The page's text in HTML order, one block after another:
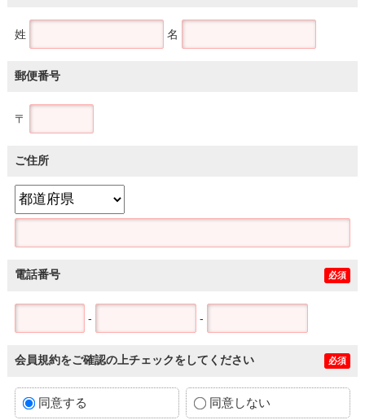
姓 名
郵便番号
〒
ご住所
電話番号 必須
- -
会員規約をご確認の上チェックをしてください 必須
同意する 同意しない